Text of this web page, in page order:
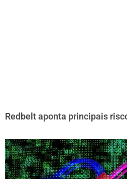
Redbelt aponta principais